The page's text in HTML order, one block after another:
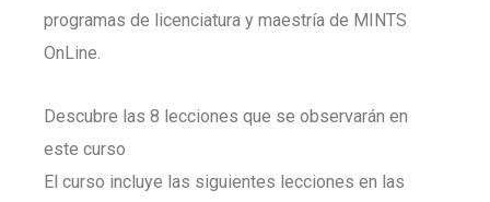
programas de licenciatura y maestría de MINTS
OnLine.
Descubre las 8 lecciones que se observarán en
este curso
El curso incluye las siguientes lecciones en las